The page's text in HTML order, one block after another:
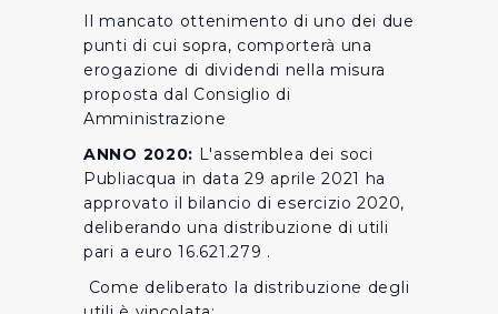
Il mancato ottenimento di uno dei due
punti di cui sopra, comporterà una
erogazione di dividendi nella misura
proposta dal Consiglio di
Amministrazione
ANNO 2020: L'assemblea dei soci
Publiacqua in data 29 aprile 2021 ha
approvato il bilancio di esercizio 2020,
deliberando una distribuzione di utili
pari a euro 16.621.279 .
Come deliberato la distribuzione degli